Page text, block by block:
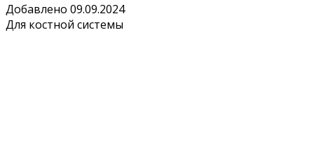
Добавлено 09.09.2024
Для костной системы